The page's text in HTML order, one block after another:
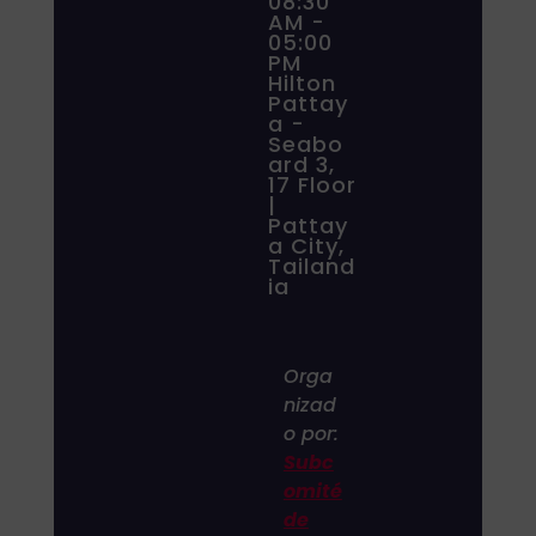
AM -
05:00
PM
Hilton
Pattay
a -
Seabo
ard 3,
17 Floor
|
Pattay
a City,
Tailand
ia
Orga
nizad
o por:
Subc
omité
de